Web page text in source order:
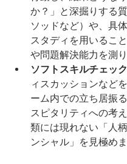
か？」と深掘りする
ソッドなど）や、具
スタディを用いるこ
や問題解決能力を測り
ソフトスキルチェッ
ィスカッションなど
ーム内での立ち居振
スピタリティへの考
類には現れない「人
ンシャル」を見極めま